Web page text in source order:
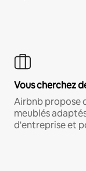
Vous cherchez
Airbnb propose
meublés
d'entreprise et